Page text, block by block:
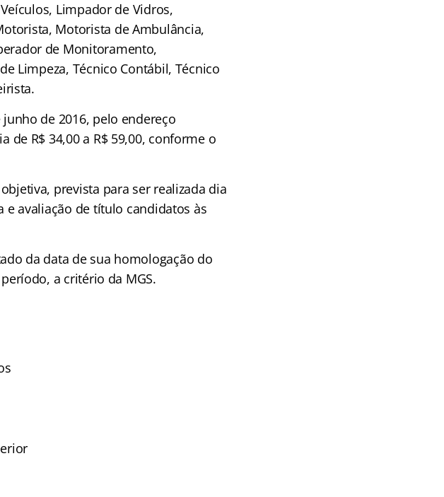
Limpador de Vidros,
Motorista de Ambulância,
de Monitoramento,
Limpeza, Técnico Contábil, Técnico
de 2016, pelo endereço
R$ 34,00 a R$ 59,00, conforme o
prevista para ser realizada dia
e avaliação de título candidatos às
da data de sua homologação do
a critério da MGS.